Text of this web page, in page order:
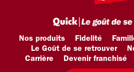
Nos produits Fidelité
Le Goût de se retrouver
Carrière
Devenir franchisé